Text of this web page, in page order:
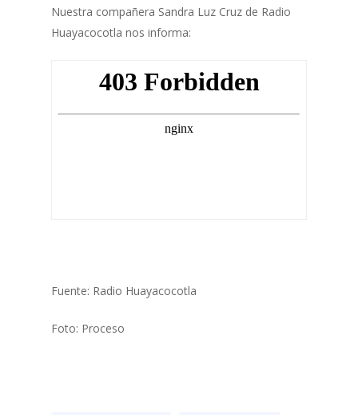
Nuestra compañera Sandra Luz Cruz de Radio
Huayacocotla nos informa:
Fuente: Radio Huayacocotla
Foto: Proceso